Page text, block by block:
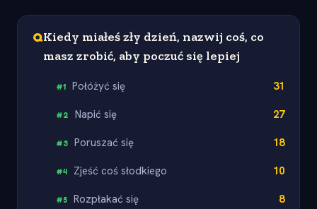
QKiedy miałeś zły dzień, nazwij coś, co
masz zrobić, aby poczuć się lepiej
#1 Połóżyć się 31
#2 Napić się 27
#3 Poruszać się 18
#4 Zjeść coś słodkiego 10
#5 Rozpłakać się 8